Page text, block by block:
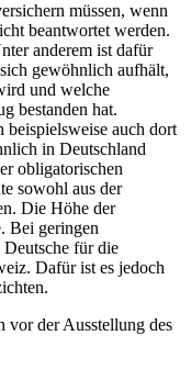
müssen, wenn
beantwortet werden.
anderem ist dafür
gewöhnlich aufhält,
und welche
bestanden hat.
beispielsweise auch dort
in Deutschland
obligatorischen
sowohl aus der
Die Höhe der
Bei geringen
Deutsche für die
Dafür ist es jedoch
vor der Ausstellung des